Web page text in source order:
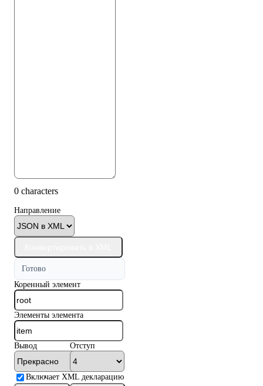
0 characters
Направление
Готово
Коренный элемент
Элементы элемента
Вывод Отступ
Включает XML декларацию